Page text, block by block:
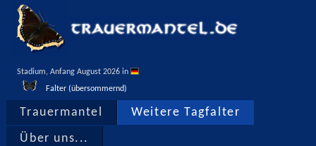
Stadium, Anfang August 2026 in
Falter (übersommernd)
Trauermantel Weitere Tagfalter
Über uns...